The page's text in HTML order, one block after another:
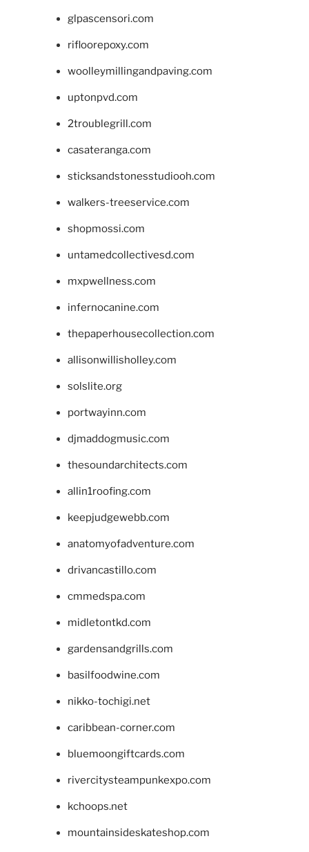
glpascensori.com
rifloorepoxy.com
woolleymillingandpaving.com
uptonpvd.com
2troublegrill.com
casateranga.com
sticksandstonesstudiooh.com
walkers-treeservice.com
shopmossi.com
untamedcollectivesd.com
mxpwellness.com
infernocanine.com
thepaperhousecollection.com
allisonwillisholley.com
solslite.org
portwayinn.com
djmaddogmusic.com
thesoundarchitects.com
allin1roofing.com
keepjudgewebb.com
anatomyofadventure.com
drivancastillo.com
cmmedspa.com
midletontkd.com
gardensandgrills.com
basilfoodwine.com
nikko-tochigi.net
caribbean-corner.com
bluemoongiftcards.com
rivercitysteampunkexpo.com
kchoops.net
mountainsideskateshop.com